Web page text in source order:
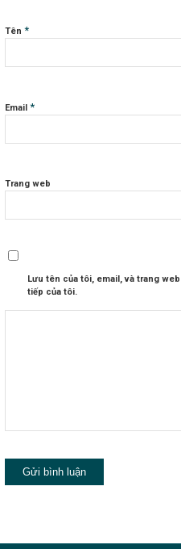
Tên*
Email*
Trang web
Lưu tên của tôi, email, và trang
tiếp của tôi.